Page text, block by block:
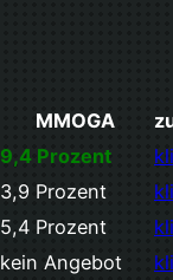
MMOGA
9,4 Prozent
3,9 Prozent
5,4 Prozent
kein Angebot